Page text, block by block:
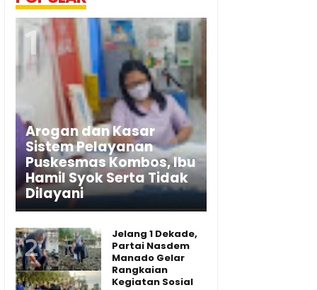
Arogan dan Kasar
Sistem Pelayanan
Puskesmas Kombos, Ibu
Hamil Syok Serta Tidak
Dilayani
Jelang 1 Dekade,
Partai Nasdem
Manado Gelar
Rangkaian
Kegiatan Sosial